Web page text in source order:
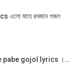
মাহে রমজান গজল
pabe gojol lyrics ।…